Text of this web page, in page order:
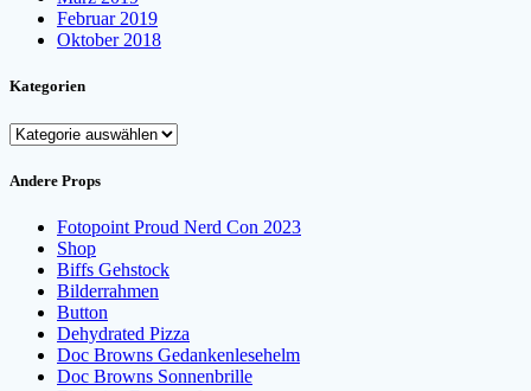
Februar 2019
Oktober 2018
Kategorien
Kategorien
Andere Props
Fotopoint Proud Nerd Con 2023
Shop
Biffs Gehstock
Bilderrahmen
Button
Dehydrated Pizza
Doc Browns Gedankenlesehelm
Doc Browns Sonnenbrille